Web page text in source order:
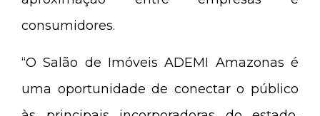
consumidores.
“O Salão de Imóveis ADEMI Amazonas é
uma oportunidade de conectar o público